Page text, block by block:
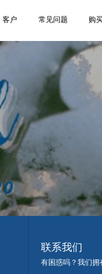
客户 常见问题 购
联系我们
有困惑吗？我们拥